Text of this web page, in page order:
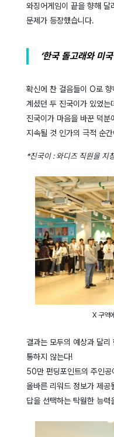
와징어게임이 끝을 향해
문제가 등장했습니다.
‘한국 돌고래와 미
확신에 찬 걸음들이 O로
계셨던 두 진국이가 있었
진국이가 마음을 바꾼 덕분
지속될 것 인가의 극적 순
*진국이 : 와디즈 직원을 지
X 구역
결과는 모두의 예상과 달리
통하지 않는다!
50만 펀딩포인트의 주인
올바른 리워드 정보가 제
답을 선택하는 탁월한 능력